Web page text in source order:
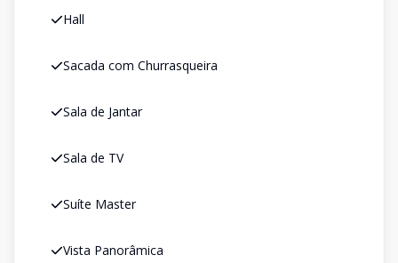
Hall
Sacada com Churrasqueira
Sala de Jantar
Sala de TV
Suíte Master
Vista Panorâmica